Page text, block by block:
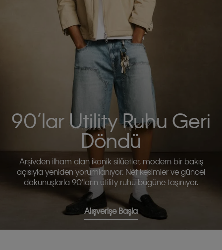
90’lar Utility Ruhu Geri
Döndü
Arşivden ilham alan ikonik silüetler, modern bir bakış
açısıyla yeniden yorumlanıyor. Net kesimler ve güncel
dokunuşlarla 90’ların utility ruhu bugüne taşınıyor.
Alışverişe Başla